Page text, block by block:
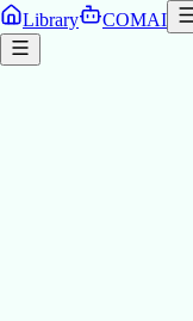
Library
COMAI